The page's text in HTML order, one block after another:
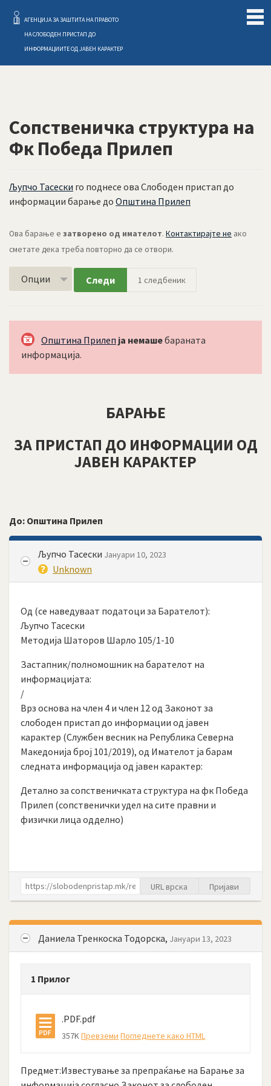
Слободен Пристап
АГЕНЦИЈА ЗА ЗАШТИТА НА ПРАВОТО
НА СЛОБОДЕН ПРИСТАП ДО
ИНФОРМАЦИИТЕ ОД ЈАВЕН КАРАКТЕР
Сопственичка структура на
Фк Победа Прилеп
Љупчо Тасески го поднесе ова Слободен пристап до
информации барање до Општина Прилеп
Ова барање е затворено од имателот. Контактирајте не ако
сметате дека треба повторно да се отвори.
Опции Следи 1 следбеник
Општина Прилеп ја немашебараната
информација.
БАРАЊЕ
ЗА ПРИСТАП ДО ИНФОРМАЦИИ ОД
ЈАВЕН КАРАКТЕР
До: Општина Прилеп
Љупчо Тасески Јануари 10, 2023
Unknown
Од (се наведуваат податоци за Барателот):
Љупчо Тасески
Методија Шаторов Шарло 105/1-10
Застапник/полномошник на барателот на
информацијата:
/
Врз основа на член 4 и член 12 од Законот за
слободен пристап до информации од јавен
карактер (Службен весник на Република Северна
Македонија број 101/2019), од Имателот ја барам
следната информација од јавен карактер:
Детално за сопственичката структура на фк Победа
Прилеп (сопственички удел на сите правни и
физички лица одделно)
URL врска Пријави
Даниела Тренкоска Тодорска, Јануари 13, 2023
1 Прилог
.PDF.pdf
357KПревземи Погледнете како HTML
Предмет:Известување за препраќање на Барање за